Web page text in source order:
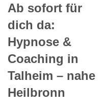
Ab sofort für
dich da:
Hypnose &
Coaching in
Talheim – nahe
Heilbronn